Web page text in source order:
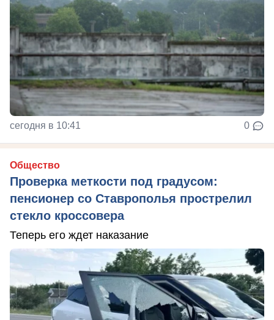
сегодня в 10:41 0
Общество
Проверка меткости под градусом:
пенсионер со Ставрополья прострелил
стекло кроссовера
Теперь его ждет наказание